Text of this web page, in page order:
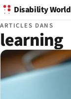
Disability World
ARTICLES DANS
learning